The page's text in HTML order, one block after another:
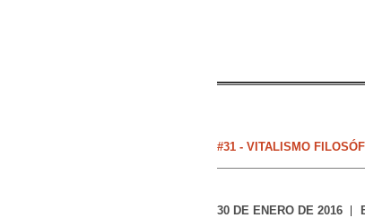
#31 - VITALISMO
30 DE ENERO DE 2016